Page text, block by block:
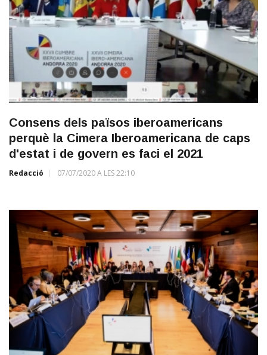
Consens dels països iberoamericans
perquè la Cimera Iberoamericana de caps
d'estat i de govern es faci el 2021
Redacció 07/07/2020 A LES 22:10